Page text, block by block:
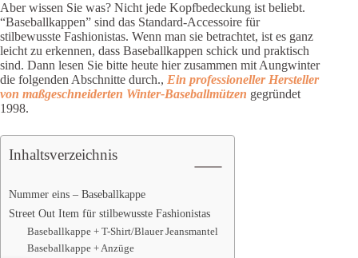
Aber wissen Sie was? Nicht jede Kopfbedeckung ist beliebt.
“Baseballkappen” sind das Standard-Accessoire für
stilbewusste Fashionistas. Wenn man sie betrachtet, ist es ganz
leicht zu erkennen, dass Baseballkappen schick und praktisch
sind. Dann lesen Sie bitte heute hier zusammen mit Aungwinter
die folgenden Abschnitte durch., Ein professioneller Hersteller
von maßgeschneiderten Winter-Baseballmützen gegründet
1998.
Inhaltsverzeichnis
Nummer eins – Baseballkappe
Street Out Item für stilbewusste Fashionistas
Baseballkappe + T-Shirt/Blauer Jeansmantel
Baseballkappe + Anzüge